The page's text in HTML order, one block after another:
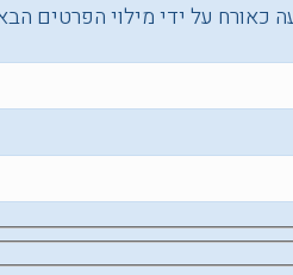
כאורח על ידי מילוי הפרטים